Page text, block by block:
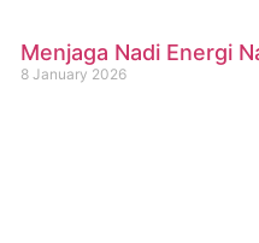
Menjaga Nadi Energi
8 January 2026